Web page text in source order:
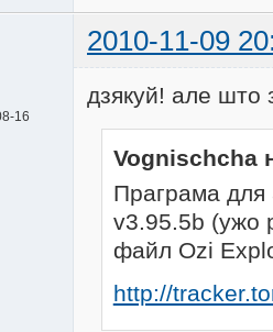
2010-11-09
16
дзякуй! але што
Vognischcha
Праграма
v3.95.5b (ужо
файл Ozi
http://